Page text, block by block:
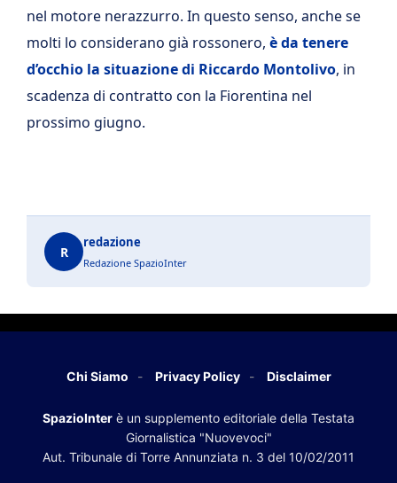
nel motore nerazzurro. In questo senso, anche se
molti lo considerano già rossonero, è da tenere
d’occhio la situazione di Riccardo Montolivo, in
scadenza di contratto con la Fiorentina nel
prossimo giugno.
R
redazione
Redazione SpazioInter
Chi Siamo Privacy Policy Disclaimer
SpazioInter è un supplemento editoriale della Testata
Giornalistica "Nuovevoci"
Aut. Tribunale di Torre Annunziata n. 3 del 10/02/2011